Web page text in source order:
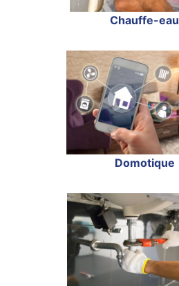
Chauffe-eau
Domotique